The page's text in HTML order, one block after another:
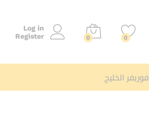
0
0
Log in
Register
فوريفر الخليج